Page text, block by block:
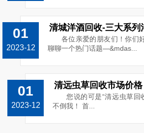
01
2023-12
清城洋酒回收-三大系列
各位亲爱的朋友们！你们
聊聊一个热门话题—&mdas...
01
2023-12
清远虫草回收市场价格
您说的可是“清远虫草回
不倒我！ 首...